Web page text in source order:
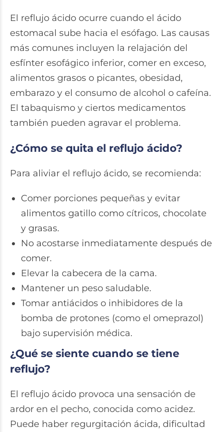
El reflujo ácido ocurre cuando el ácido
estomacal sube hacia el esófago. Las causas
más comunes incluyen la relajación del
esfínter esofágico inferior, comer en exceso,
alimentos grasos o picantes, obesidad,
embarazo y el consumo de alcohol o cafeína.
El tabaquismo y ciertos medicamentos
también pueden agravar el problema.
¿Cómo se quita el reflujo ácido?
Para aliviar el reflujo ácido, se recomienda:
Comer porciones pequeñas y evitar
alimentos gatillo como cítricos, chocolate
y grasas.
No acostarse inmediatamente después de
comer.
Elevar la cabecera de la cama.
Mantener un peso saludable.
Tomar antiácidos o inhibidores de la
bomba de protones (como el omeprazol)
bajo supervisión médica.
¿Qué se siente cuando se tiene
reflujo?
El reflujo ácido provoca una sensación de
ardor en el pecho, conocida como acidez.
Puede haber regurgitación ácida, dificultad